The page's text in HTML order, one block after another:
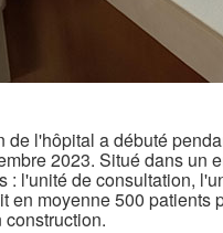
de l'hôpital a débuté
2023. Situé dans un
: l'unité de consultation,
en moyenne 500 patients